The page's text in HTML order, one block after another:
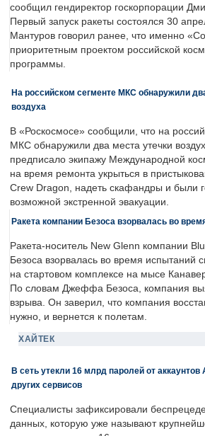
сообщил гендиректор госкорпорации
Первый запуск ракеты состоялся 30
Мантуров говорил ранее, что именно
приоритетным проектом российской
программы.
На российском сегменте МКС обнаружили
воздуха
В «Роскосмосе» сообщили, что на
МКС обнаружили два места утечки
предписало экипажу Международной
на время ремонта укрыться в
Crew Dragon, надеть скафандры и были
возможной экстренной эвакуации.
Ракета компании Безоса взорвалась во
Ракета-носитель New Glenn компании
Безоса взорвалась во время испытаний
на стартовом комплексе на мысе
По словам Джеффа Безоса, компания
взрыва. Он заверил, что компания
нужно, и вернется к полетам.
ХАЙТЕК
В сеть утекли 16 млрд паролей от аккаунтов
других сервисов
Специалисты зафиксировали
данных, которую уже называют